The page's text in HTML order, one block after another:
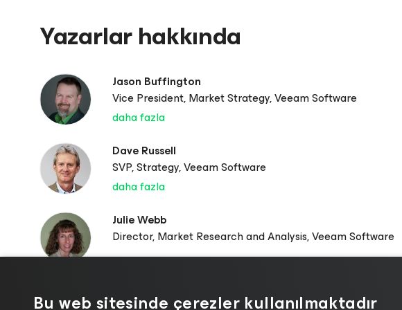
Yazarlar hakkında
Jason Buffington
Vice President, Market Strategy, Veeam Software
daha fazla
Dave Russell
SVP, Strategy, Veeam Software
daha fazla
Julie Webb
Director, Market Research and Analysis, Veeam Software
Bu web sitesinde çerezler kullanılmaktadır